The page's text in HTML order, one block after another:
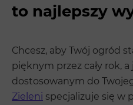
to najlepszy
Chcesz, aby Twój ogród
pięknym przez cały rok,
dostosowanym do
Zieleni specjalizuje się w